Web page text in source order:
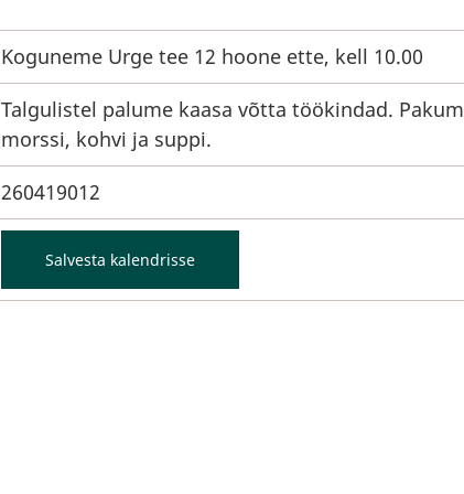
Koguneme Urge tee 12 hoone ette, kell 10.00
Talgulistel palume kaasa võtta töökindad.
morssi, kohvi ja suppi.
260419012
Salvesta kalendrisse